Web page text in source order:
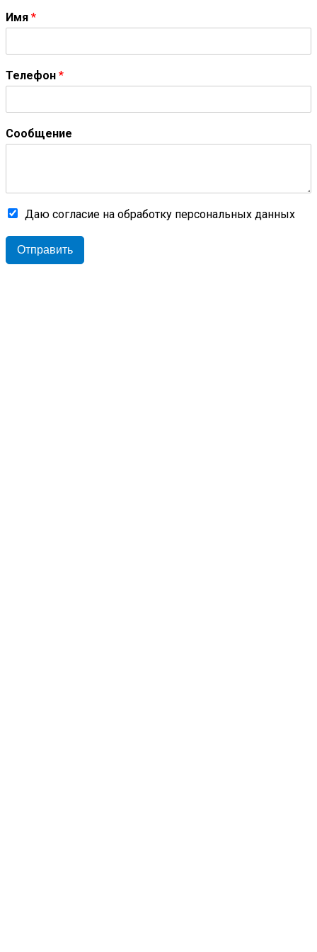
Имя *
Телефон *
Сообщение
Даю согласие на обработку персональных данных
Отправить